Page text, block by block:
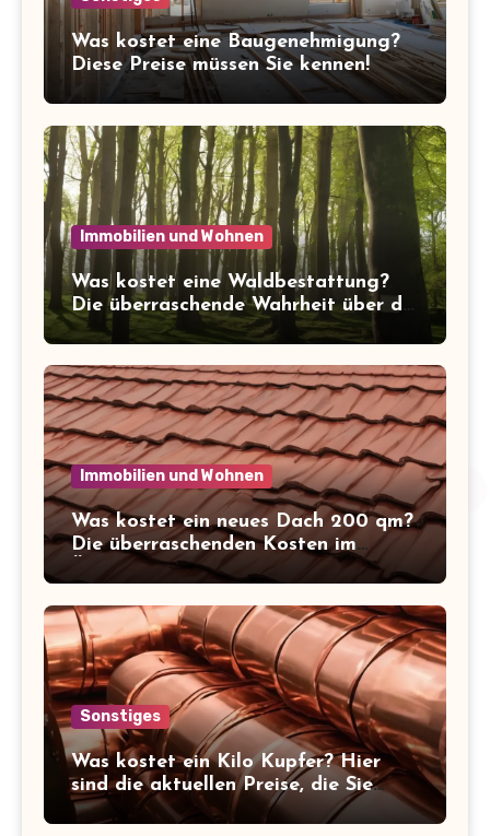
Was kostet eine Baugenehmigung?
Diese Preise müssen Sie kennen!
Immobilien und Wohnen
Was kostet eine Waldbestattung?
Die überraschende Wahrheit über die
Kosten der letzten Ruhe
Immobilien und Wohnen
Was kostet ein neues Dach 200 qm?
Die überraschenden Kosten im
Überblick!
Sonstiges
Was kostet ein Kilo Kupfer? Hier
sind die aktuellen Preise, die Sie
kennen sollten!